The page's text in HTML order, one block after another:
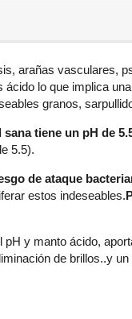
arañas vasculares,
lo que implica
granos,
sana tiene un pH de
5.5).
de ataque
estos indeseables.
y manto ácido,
de brillos..y